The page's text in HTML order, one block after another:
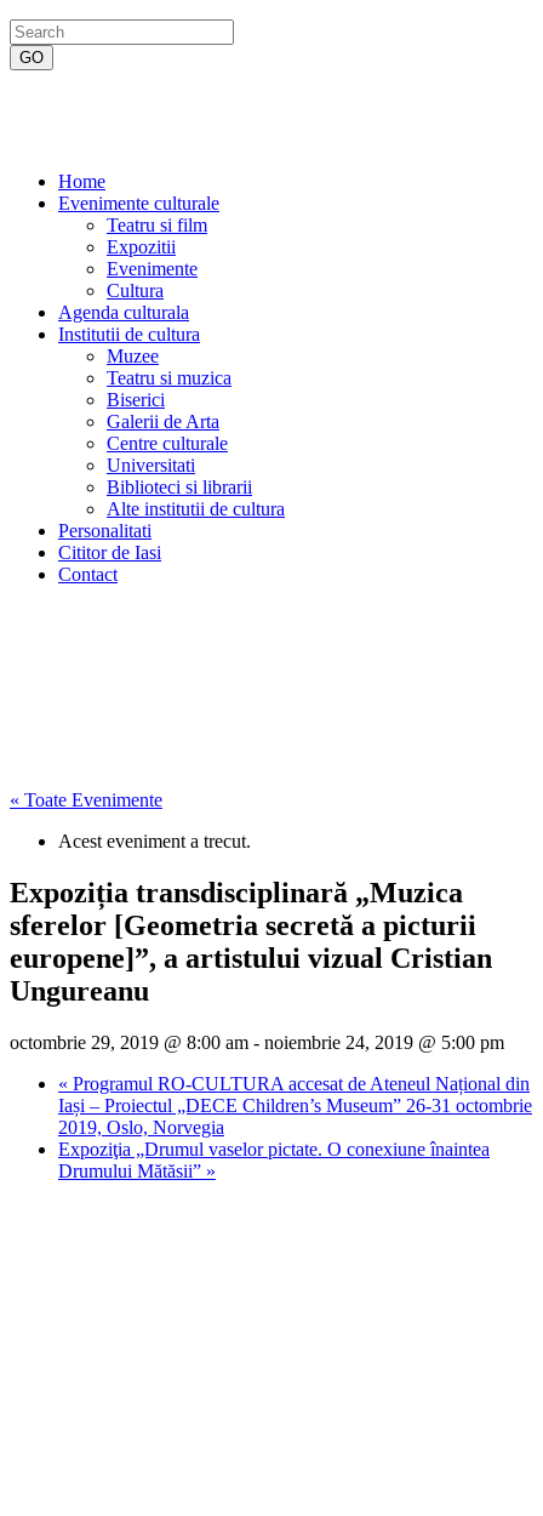
Home
Evenimente culturale
Teatru si film
Expozitii
Evenimente
Cultura
Agenda culturala
Institutii de cultura
Muzee
Teatru si muzica
Biserici
Galerii de Arta
Centre culturale
Universitati
Biblioteci si librarii
Alte institutii de cultura
Personalitati
Cititor de Iasi
Contact
« Toate Evenimente
Acest eveniment a trecut.
Expoziția transdisciplinară „Muzica
sferelor [Geometria secretă a picturii
europene]”, a artistului vizual Cristian
Ungureanu
octombrie 29, 2019 @ 8:00 am - noiembrie 24, 2019 @ 5:00 pm
« Programul RO-CULTURA accesat de Ateneul Național din
Iași – Proiectul „DECE Children’s Museum” 26-31 octombrie
2019, Oslo, Norvegia
Expoziţia „Drumul vaselor pictate. O conexiune înaintea
Drumului Mătăsii” »